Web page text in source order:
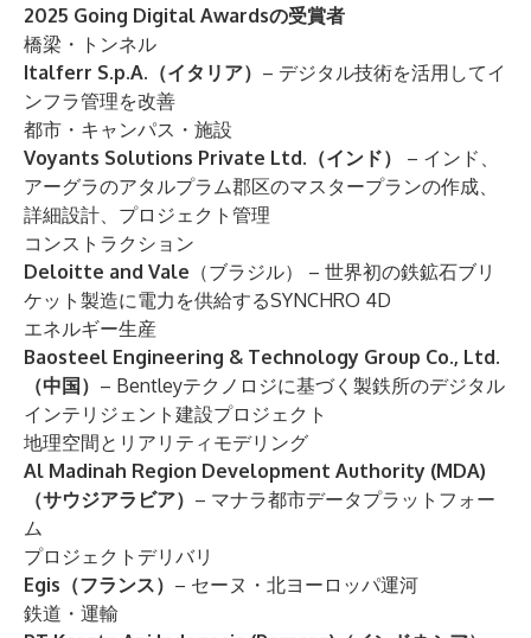
2025 Going Digital Awardsの受賞者
橋梁・トンネル
Italferr S.p.A.（イタリア） – デジタル技術を活用してイ
ンフラ管理を改善
都市・キャンパス・施設
Voyants Solutions Private Ltd.（インド）
– インド、
アーグラのアタルプラム郡区のマスタープランの作成、
詳細設計、プロジェクト管理
コンストラクション
Deloitte and Vale （ブラジル） – 世界初の鉄鉱石ブリ
ケット製造に電力を供給するSYNCHRO 4D
エネルギー生産
Baosteel Engineering & Technology Group Co., Ltd.
（中国） – Bentleyテクノロジに基づく製鉄所のデジタル
インテリジェント建設プロジェクト
地理空間とリアリティモデリング
Al Madinah Region Development Authority (MDA)
（サウジアラビア） – マナラ都市データプラットフォー
ム
プロジェクトデリバリ
Egis（フランス） – セーヌ・北ヨーロッパ運河
鉄道・運輸